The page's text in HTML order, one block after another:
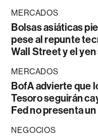
MERCADOS
Bolsas asiáticas
pese al repunte
Wall Street y el
MERCADOS
BofA advierte que
Tesoro seguirán
Fed no presenta
NEGOCIOS